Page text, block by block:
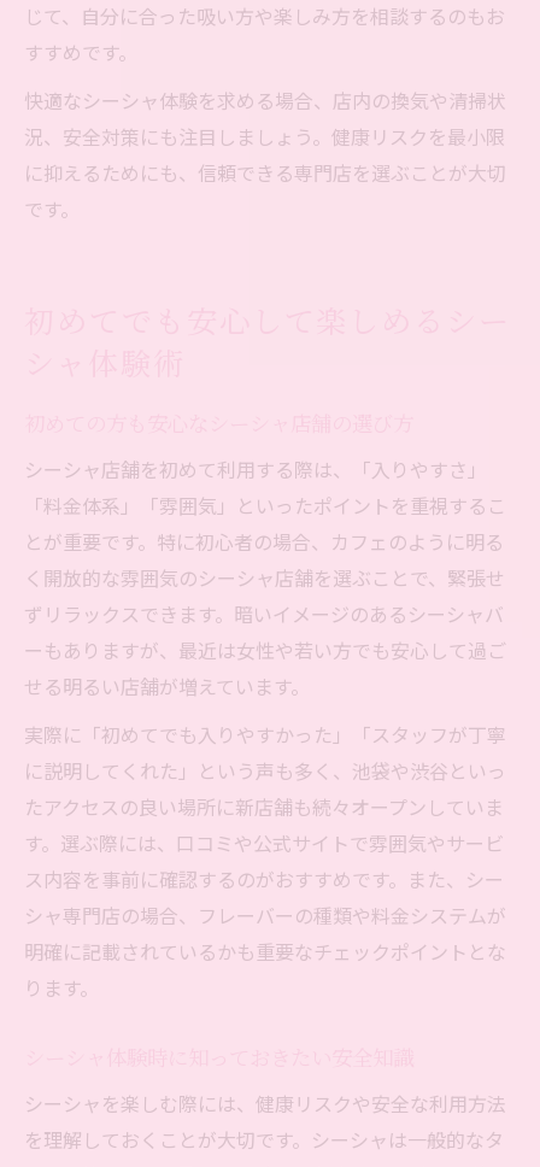
じて、自分に合った吸い方や楽しみ方を相談するのもお
すすめです。
快適なシーシャ体験を求める場合、店内の換気や清掃状
況、安全対策にも注目しましょう。健康リスクを最小限
に抑えるためにも、信頼できる専門店を選ぶことが大切
です。
シーシャ店舗を初めて利用する際は、「入りやすさ」
「料金体系」「雰囲気」といったポイントを重視するこ
とが重要です。特に初心者の場合、カフェのように明る
く開放的な雰囲気のシーシャ店舗を選ぶことで、緊張せ
ずリラックスできます。暗いイメージのあるシーシャバ
ーもありますが、最近は女性や若い方でも安心して過ご
せる明るい店舗が増えています。
実際に「初めてでも入りやすかった」「スタッフが丁寧
に説明してくれた」という声も多く、池袋や渋谷といっ
たアクセスの良い場所に新店舗も続々オープンしていま
す。選ぶ際には、口コミや公式サイトで雰囲気やサービ
ス内容を事前に確認するのがおすすめです。また、シー
シャ専門店の場合、フレーバーの種類や料金システムが
明確に記載されているかも重要なチェックポイントとな
ります。
シーシャを楽しむ際には、健康リスクや安全な利用方法
を理解しておくことが大切です。シーシャは一般的なタ